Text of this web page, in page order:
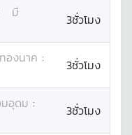
มี
3ชั่วโมง
ทองนาค :
3ชั่วโมง
อุดม :
3ชั่วโมง